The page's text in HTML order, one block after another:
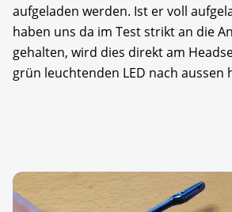
aufgeladen werden. Ist er voll
haben uns da im Test strikt an die
gehalten, wird dies direkt am
grün leuchtenden LED nach aussen